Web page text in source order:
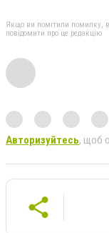
Якщо ви помітили помилку,
повідомити про це редакцію
Авторизуйтесь, щоб